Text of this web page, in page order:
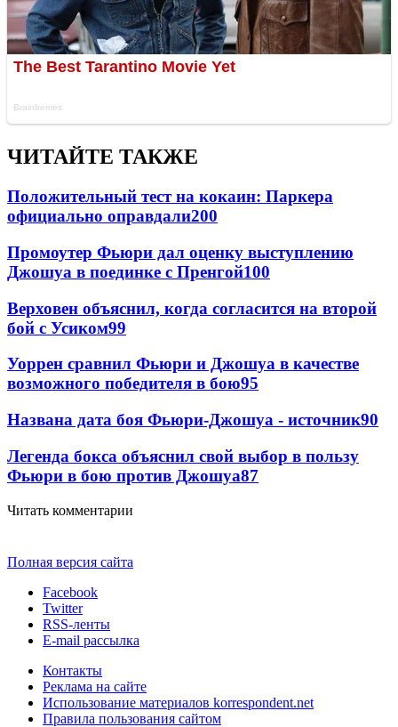
ЧИТАЙТЕ ТАКЖЕ
Положительный тест на кокаин: Паркера
официально оправдали200
Промоутер Фьюри дал оценку выступлению
Джошуа в поединке с Пренгой100
Верховен объяснил, когда согласится на второй
бой с Усиком99
Уоррен сравнил Фьюри и Джошуа в качестве
возможного победителя в бою95
Названа дата боя Фьюри-Джошуа - источник90
Легенда бокса объяснил свой выбор в пользу
Фьюри в бою против Джошуа87
Читать комментарии
Полная версия сайта
Facebook
Twitter
RSS-ленты
E-mail рассылка
Контакты
Реклама на сайте
Использование материалов korrespondent.net
Правила пользования сайтом